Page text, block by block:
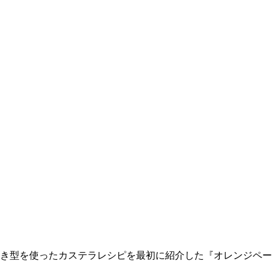
型を使ったカステラレシピを最初に紹介した『オレンジペー